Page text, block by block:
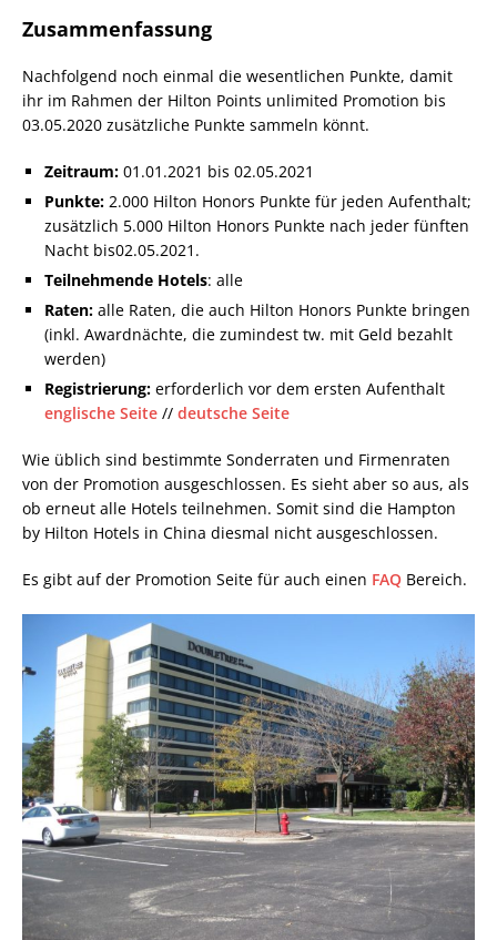
Zusammenfassung
Nachfolgend noch einmal die wesentlichen Punkte, damit
ihr im Rahmen der Hilton Points unlimited Promotion bis
03.05.2020 zusätzliche Punkte sammeln könnt.
Zeitraum: 01.01.2021 bis 02.05.2021
Punkte: 2.000 Hilton Honors Punkte für jeden Aufenthalt;
zusätzlich 5.000 Hilton Honors Punkte nach jeder fünften
Nacht bis02.05.2021.
Teilnehmende Hotels: alle
Raten: alle Raten, die auch Hilton Honors Punkte bringen
(inkl. Awardnächte, die zumindest tw. mit Geld bezahlt
werden)
Registrierung: erforderlich vor dem ersten Aufenthalt
englische Seite // deutsche Seite
Wie üblich sind bestimmte Sonderraten und Firmenraten
von der Promotion ausgeschlossen. Es sieht aber so aus, als
ob erneut alle Hotels teilnehmen. Somit sind die Hampton
by Hilton Hotels in China diesmal nicht ausgeschlossen.
Es gibt auf der Promotion Seite für auch einen FAQ Bereich.